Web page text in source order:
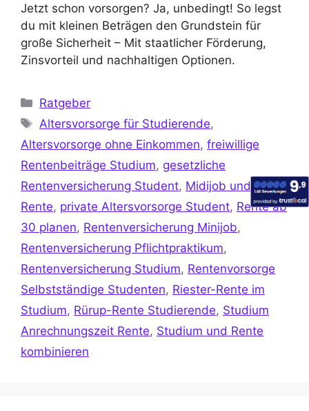
Jetzt schon vorsorgen? Ja, unbedingt! So legst
du mit kleinen Beträgen den Grundstein für
große Sicherheit – Mit staatlicher Förderung,
Zinsvorteil und nachhaltigen Optionen.
Ratgeber
Altersvorsorge für Studierende,
Altersvorsorge ohne Einkommen, freiwillige
Rentenbeiträge Studium, gesetzliche
Rentenversicherung Student, Midijob und
Rente, private Altersvorsorge Student, Rente ab
30 planen, Rentenversicherung Minijob,
Rentenversicherung Pflichtpraktikum,
Rentenversicherung Studium, Rentenvorsorge
Selbstständige Studenten, Riester-Rente im
Studium, Rürup-Rente Studierende, Studium
Anrechnungszeit Rente, Studium und Rente
kombinieren